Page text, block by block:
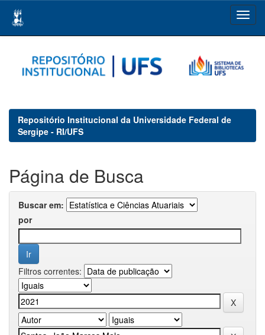
navigation
Repositório Institucional da Universidade Federal de
Sergipe - RI/UFS
Página de Busca
Buscar em:
por
Filtros correntes: